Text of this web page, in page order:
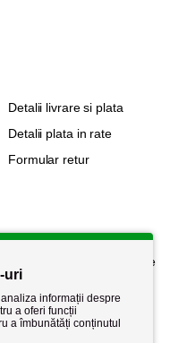
Detalii livrare si plata
Detalii plata in rate
Formular retur
Politica de confidențialitate
Termeni si conditii
uri
informații despre
a oferi funcții
a îmbunătăți conținutul